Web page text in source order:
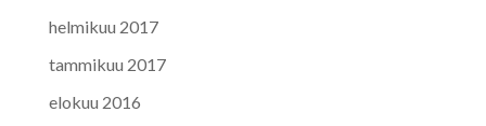
helmikuu 2017
tammikuu 2017
elokuu 2016